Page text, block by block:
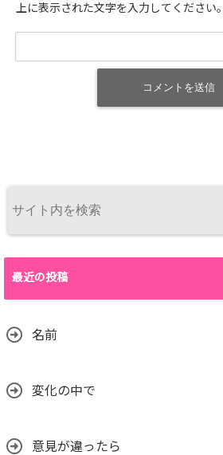
上に表示された文字を入力してください。
最近の投稿
名前
変化の中で
意見が違ったら